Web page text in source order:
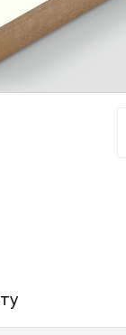
КЛЕЙ